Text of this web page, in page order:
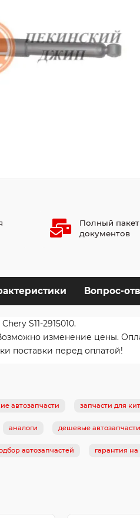
Полный пакет
документов
Вопрос-
S11-2915010.
изменение цены.
поставки перед оплатой!
автозапчасти запчасти для
аналоги дешевые автозапчасти
автозапчастей гарантия на